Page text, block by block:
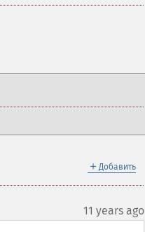
＋ Добавить
11 years ago